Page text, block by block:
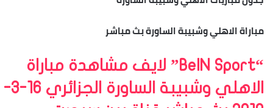
مباراة الاهلي وشبيبة الساورة بث مباشر
“BeIN Sport” لايف مشاهدة مباراة
الاهلي وشبيبة الساورة الجزائري 16-3-